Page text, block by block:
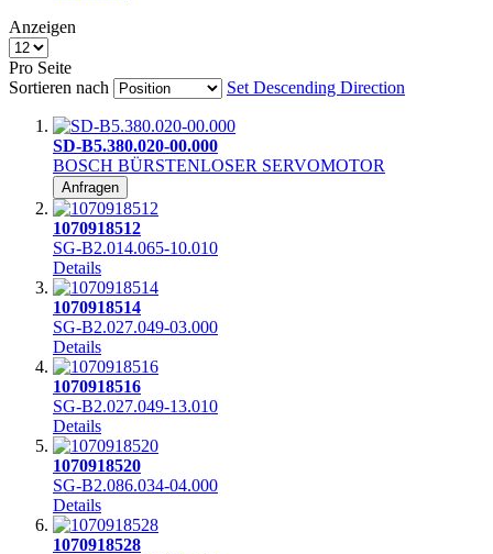
Anzeigen
Pro Seite
Sortieren nach
Set Descending Direction
SD-B5.380.020-00.000
BOSCH BÜRSTENLOSER SERVOMOTOR
Anfragen
1070918512
SG-B2.014.065-10.010
Details
1070918514
SG-B2.027.049-03.000
Details
1070918516
SG-B2.027.049-13.010
Details
1070918520
SG-B2.086.034-04.000
Details
1070918528